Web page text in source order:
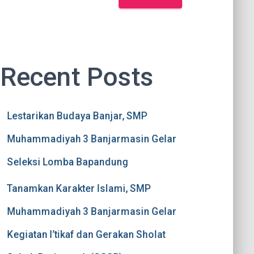
Recent Posts
Lestarikan Budaya Banjar, SMP
Muhammadiyah 3 Banjarmasin Gelar
Seleksi Lomba Bapandung
Tanamkan Karakter Islami, SMP
Muhammadiyah 3 Banjarmasin Gelar
Kegiatan I’tikaf dan Gerakan Sholat